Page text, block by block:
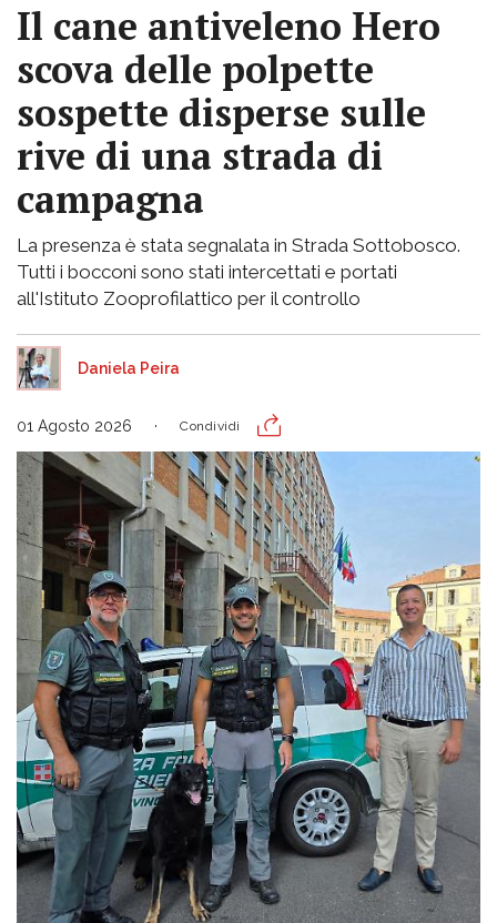
Il cane antiveleno Hero
scova delle polpette
sospette disperse sulle
rive di una strada di
campagna
La presenza è stata segnalata in Strada Sottobosco.
Tutti i bocconi sono stati intercettati e portati
all'Istituto Zooprofilattico per il controllo
Daniela Peira
01 Agosto 2026 Condividi